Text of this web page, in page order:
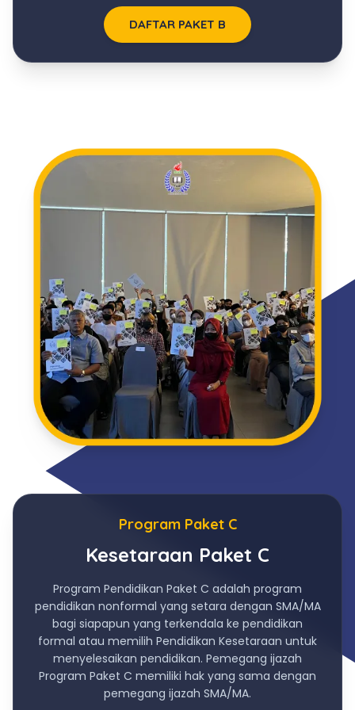
DAFTAR PAKET B
Program Paket C
Kesetaraan Paket C
Program Pendidikan Paket C adalah program
pendidikan nonformal yang setara dengan SMA/MA
bagi siapapun yang terkendala ke pendidikan
formal atau memilih Pendidikan Kesetaraan untuk
menyelesaikan pendidikan. Pemegang ijazah
Program Paket C memiliki hak yang sama dengan
pemegang ijazah SMA/MA.